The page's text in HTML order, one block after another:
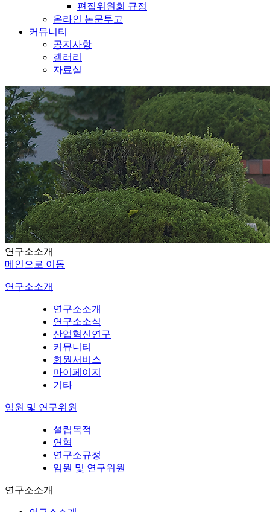
편집위원회 규정
온라인 논문투고
커뮤니티
공지사항
갤러리
자료실
연구소소개
메인으로 이동
연구소소개
연구소소개
연구소소식
산업혁신연구
커뮤니티
회원서비스
마이페이지
기타
임원 및 연구위원
설립목적
연혁
연구소규정
임원 및 연구위원
연구소소개